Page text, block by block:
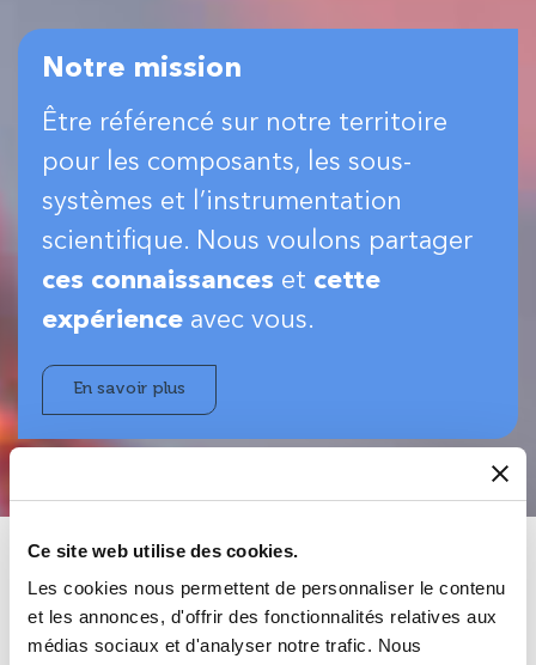
Ce site web utilise des cookies.
Les cookies nous permettent de personnaliser le contenu
et les annonces, d'offrir des fonctionnalités relatives aux
médias sociaux et d'analyser notre trafic. Nous
Notre mission
Être référencé sur notre territoire
pour les composants, les sous-
systèmes et l’instrumentation
scientifique. Nous voulons partager
ces connaissances et cette
expérience avec vous.
En savoir plus
Plus qu’un produit, nous offrons une solution